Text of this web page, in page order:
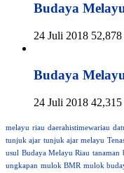
Budaya
24 Juli 2018 52,878
Budaya
24 Juli 2018 42,315
melayu riau daerahistimewariau
tunjuk ajar tunjuk ajar melayu
usul Budaya Melayu Riau tanaman
ungkapan mulok BMR mulok